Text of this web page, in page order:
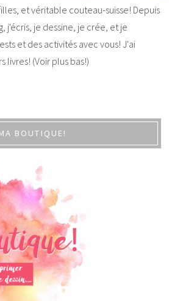
et véritable couteau-suisse! Depuis
j'écris, je dessine, je crée, et je
et des activités avec vous! J'ai
livres! (Voir plus bas!)
BOUTIQUE!